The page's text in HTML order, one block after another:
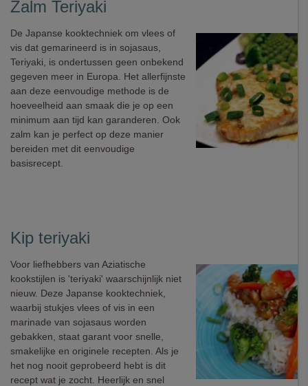
Zalm Teriyaki
De Japanse kooktechniek om vlees of
vis dat gemarineerd is in sojasaus,
Teriyaki, is ondertussen geen onbekend
gegeven meer in Europa. Het allerfijnste
aan deze eenvoudige methode is de
hoeveelheid aan smaak die je op een
minimum aan tijd kan garanderen. Ook
zalm kan je perfect op deze manier
bereiden met dit eenvoudige
basisrecept.
Kip teriyaki
Voor liefhebbers van Aziatische
kookstijlen is 'teriyaki' waarschijnlijk niet
nieuw. Deze Japanse kooktechniek,
waarbij stukjes vlees of vis in een
marinade van sojasaus worden
gebakken, staat garant voor snelle,
smakelijke en originele recepten. Als je
het nog nooit geprobeerd hebt is dit
recept wat je zocht. Heerlijk en snel